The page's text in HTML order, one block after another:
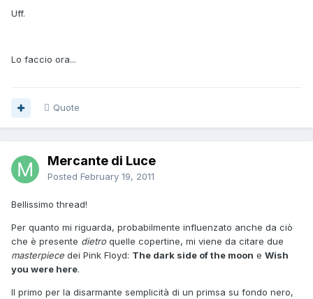
Uff.
Lo faccio ora...
Quote
Mercante di Luce
Posted February 19, 2011
Bellissimo thread!
Per quanto mi riguarda, probabilmente influenzato anche da ciò
che è presente dietroquelle copertine, mi viene da citare due
masterpiece dei Pink Floyd: The dark side of the moon e Wish
you were here.
Il primo per la disarmante semplicità di un primsa su fondo nero,